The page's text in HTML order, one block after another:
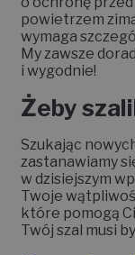
powietrzem
wymaga
My zawsze
i wygodnie!
Żeby
Szukając
zastanawiamy
w dzisiejszym
Twoje
które pomogą
Twój szal musi